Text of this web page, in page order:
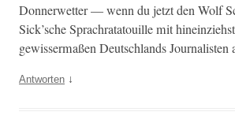
Don­ner­wet­ter — wenn du jet­zt den Wolf
Sick’sche Sprachrata­touille mit
gewis­ser­maßen Deutsch­lands
Antworten ↓